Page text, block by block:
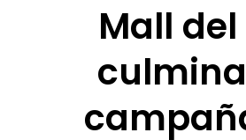
Mall del